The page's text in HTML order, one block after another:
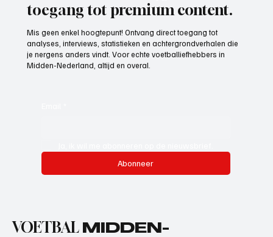
toegang tot premium content.
Mis geen enkel hoogtepunt! Ontvang direct toegang tot
analyses, interviews, statistieken en achtergrondverhalen die
je nergens anders vindt. Voor echte voetballiefhebbers in
Midden-Nederland, altijd en overal.
Abonneer
VOETBAL MIDDEN-